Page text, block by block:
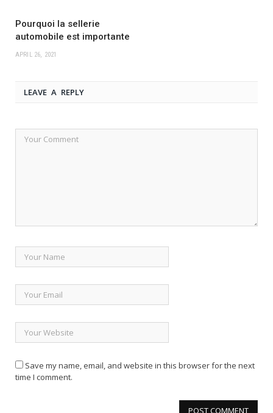
Pourquoi la sellerie
automobile est importante
APRIL 26, 2021
LEAVE A REPLY
Save my name, email, and website in this browser for the next
time I comment.